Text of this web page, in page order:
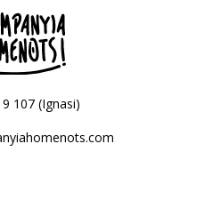
107 (Ignasi)